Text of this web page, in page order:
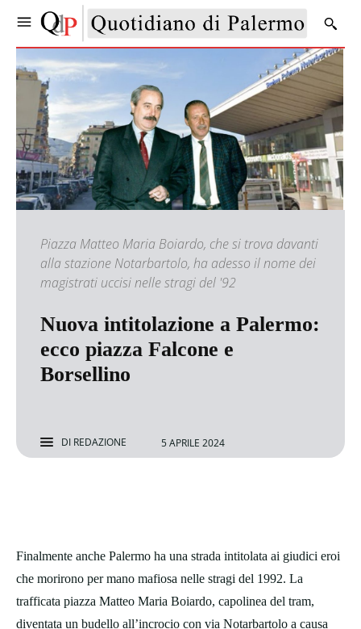
Piazza Matteo Maria Boiardo, che si trova davanti
alla stazione Notarbartolo, ha adesso il nome dei
magistrati uccisi nelle stragi del '92
Nuova intitolazione a Palermo:
ecco piazza Falcone e
Borsellino
DI REDAZIONE 5 APRILE 2024
Finalmente anche Palermo ha una strada intitolata ai giudici eroi
che morirono per mano mafiosa nelle stragi del 1992. La
trafficata piazza Matteo Maria Boiardo, capolinea del tram,
diventata un budello all’incrocio con via Notarbartolo a causa